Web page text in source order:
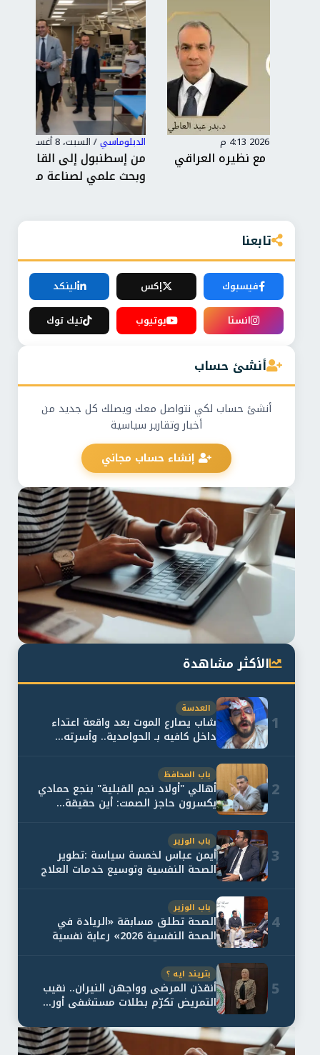
الدبلوماسي/
من إسطنبول إلى القاهرة.. .توأمة وتدريب
وبحث علمي لصناعة مستقب...
تابعنا
فيسبوك إكس
لينكد
انستا
يوتيوب تيك توك
أنشئ حساب
أنشئ حساب لكي نتواصل معك ويصلك كل جديد من
أخبار وتقارير سياسية
إنشاء حساب مجاني
الأكثر مشاهدة
1
العدسة
شاب يصارع الموت بعد واقعة اعتداء
داخل كافيه بـ الحوامدية.. وأسرته...
2
باب المحافظ
أهالي "أولاد نجم القبلية" بنجع حمادي
يكسرون حاجز الصمت: أين حقيقة...
3
باب الوزير
أيمن عباس لخمسة سياسة :تطوير
الصحة النفسية وتوسيع خدمات العلاج
4
باب الوزير
الصحة تطلق مسابقة «الريادة في
الصحة النفسية 2026» رعاية نفسية
5
بتريند ايه ؟
أنقذن المرضى وواجهن النيران.. نقيب
التمريض تكرّم بطلات مستشفى أور...